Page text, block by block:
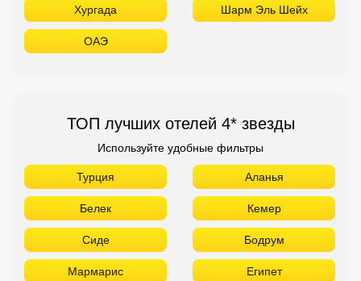
Хургада Шарм Эль Шейх
ОАЭ
ТОП лучших отелей 4* звезды
Используйте удобные фильтры
Турция Аланья
Белек Кемер
Сиде Бодрум
Мармарис Египет